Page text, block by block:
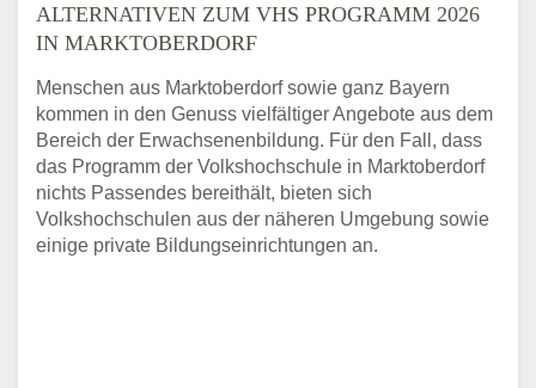
ALTERNATIVEN ZUM VHS PROGRAMM 2026
IN MARKTOBERDORF
Menschen aus Marktoberdorf sowie ganz Bayern
kommen in den Genuss vielfältiger Angebote aus dem
Bereich der Erwachsenenbildung. Für den Fall, dass
das Programm der Volkshochschule in Marktoberdorf
nichts Passendes bereithält, bieten sich
Volkshochschulen aus der näheren Umgebung sowie
einige private Bildungseinrichtungen an.